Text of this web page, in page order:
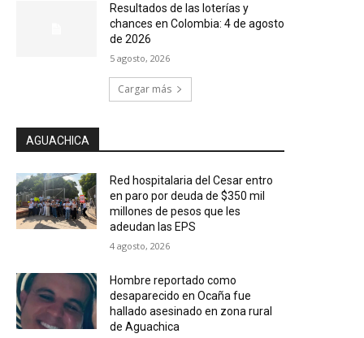
Resultados de las loterías y
chances en Colombia: 4 de agosto
de 2026
5 agosto, 2026
Cargar más
AGUACHICA
Red hospitalaria del Cesar entro
en paro por deuda de $350 mil
millones de pesos que les
adeudan las EPS
4 agosto, 2026
Hombre reportado como
desaparecido en Ocaña fue
hallado asesinado en zona rural
de Aguachica